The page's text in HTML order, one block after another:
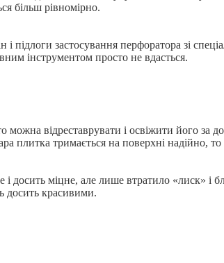
більш рівномірно.
і підлоги застосування перфоратора зі
інструментом просто не вдасться.
можна відреставрувати і освіжити його
плитка тримається на поверхні надійно,
і досить міцне, але лише втратило
досить красивими.